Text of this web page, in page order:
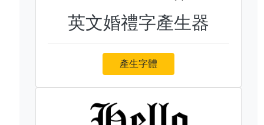
英文婚禮字產生器
產生字體